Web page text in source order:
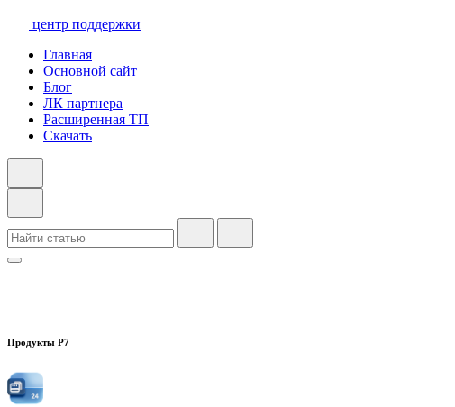
центр поддержки
Главная
Основной сайт
Блог
ЛК партнера
Расширенная ТП
Скачать
Продукты Р7